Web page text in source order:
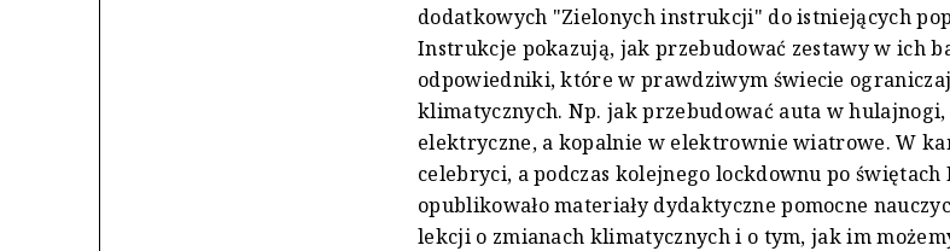
dodatkowych "Zielonych instrukcji" do istniejących
Instrukcje pokazują, jak przebudować zestawy w ich
odpowiedniki, które w prawdziwym świecie
klimatycznych. Np. jak przebudować auta w
elektryczne, a kopalnie w elektrownie wiatrowe. W
celebryci, a podczas kolejnego lockdownu po świętach
opublikowało materiały dydaktyczne pomocne
lekcji o zmianach klimatycznych i o tym, jak im